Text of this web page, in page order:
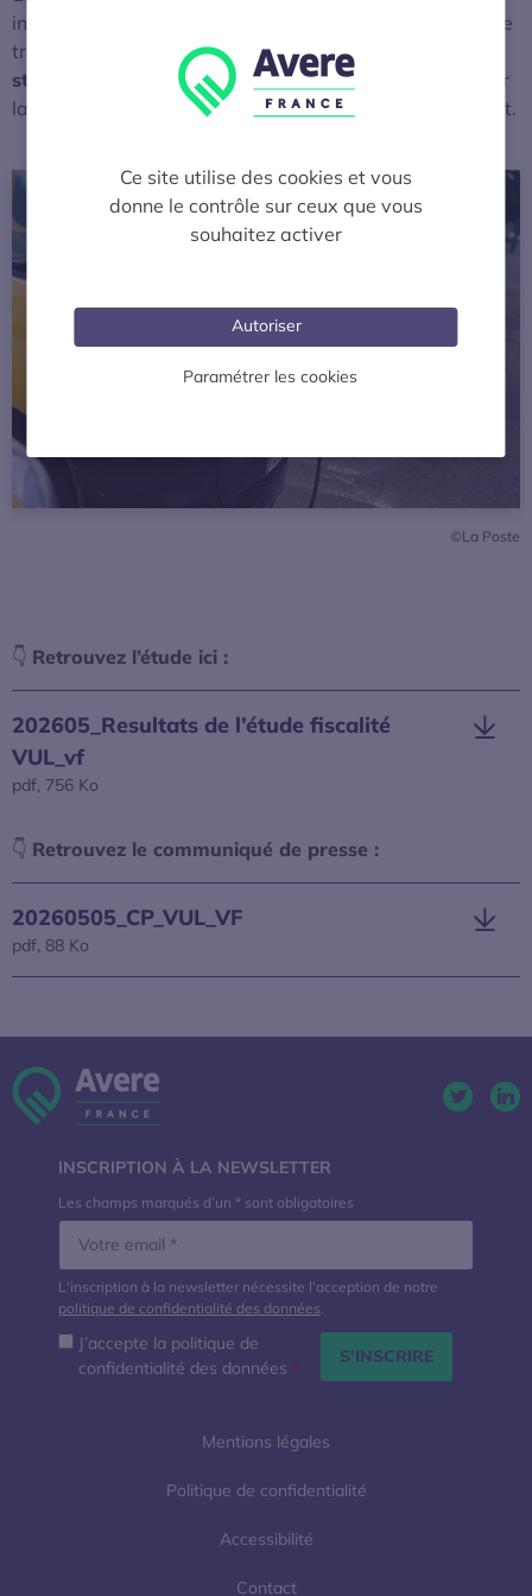
Ce site utilise des cookies et vous
donne le contrôle sur ceux que vous
souhaitez activer
Autoriser
Paramétrer les cookies
indispensable pour atteindre les objectifs de 2030. Cette
transformation nécessitera uncadre plus lisible et plus
stable
pour les acteurs économiques, afin de leur donner
la visibilité nécessaire à leurs décisions d’investissement.
©La Poste
👇 Retrouvez l’étude ici :
202605_Resultats de l’étude fiscalité
VUL_vf
pdf, 756 Ko
👇 Retrouvez le communiqué de presse :
20260505_CP_VUL_VF
pdf, 88 Ko
S’ouvre dans une nouvelle fenêtre
Mentions légales
Politique de confidentialité
Accessibilité
Contact
INSCRIPTION À LA NEWSLETTER
Les champs marqués d’un * sont obligatoires
L'inscription à la newsletter nécessite l'acception de notre
politique de confidentialité des données.
J’accepte la politique de
confidentialité des données *